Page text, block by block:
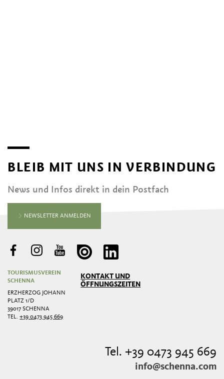
BLEIB MIT UNS IN VERBINDUNG
News und Infos direkt in dein Postfach
NEWSLETTER ANMELDEN
TOURISMUSVEREIN
SCHENNA
ERZHERZOG JOHANN
PLATZ 1/D
39017 SCHENNA
TEL.+39 0473 945 669
KONTAKT UND
ÖFFNUNGSZEITEN
Tel. +39 0473 945 669
info@schenna.com